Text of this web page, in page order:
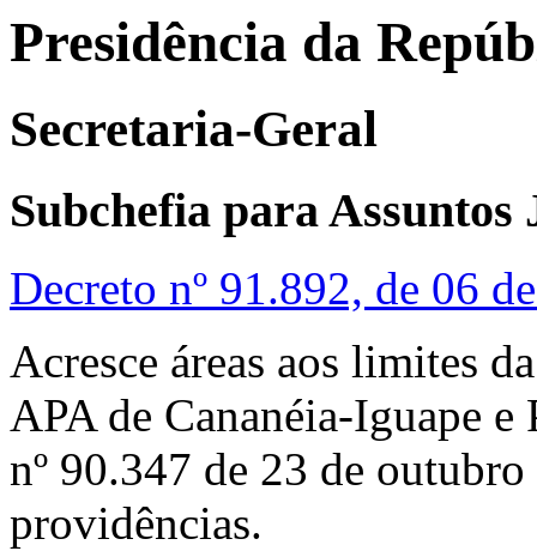
Presidência da
Secretaria-Geral
Subchefia para Assuntos
Decreto nº 91.892, de 06
Acresce áreas aos limites
APA de Cananéia-Iguape
nº 90.347 de 23 de
providências.